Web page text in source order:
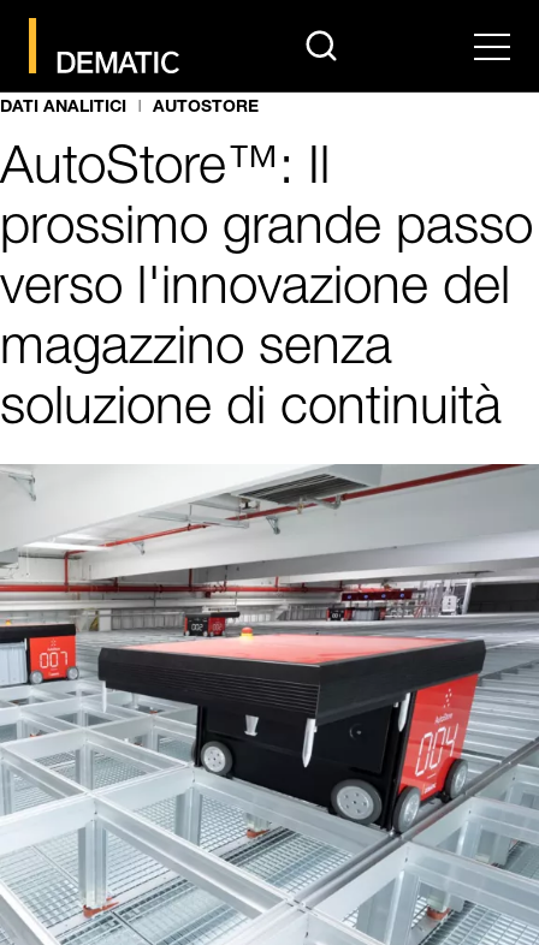
search Menu
DATI ANALITICI AUTOSTORE
AutoStore™: Il
prossimo grande passo
verso l'innovazione del
magazzino senza
soluzione di continuità